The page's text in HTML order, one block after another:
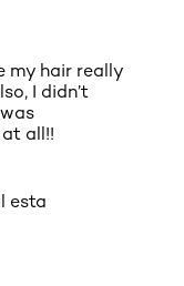
my hair really
I didn’t
at all!!
esta